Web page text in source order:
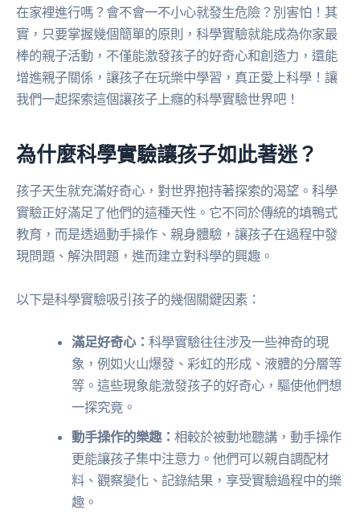
在家裡進行嗎？會不會一不小心就發生危險？別害怕！其
實，只要掌握幾個簡單的原則，科學實驗就能成為你家最
棒的親子活動，不僅能激發孩子的好奇心和創造力，還能
增進親子關係，讓孩子在玩樂中學習，真正愛上科學！讓
我們一起探索這個讓孩子上癮的科學實驗世界吧！
為什麼科學實驗讓孩子如此著迷？
孩子天生就充滿好奇心，對世界抱持著探索的渴望。科學
實驗正好滿足了他們的這種天性。它不同於傳統的填鴨式
教育，而是透過動手操作、親身體驗，讓孩子在過程中發
現問題、解決問題，進而建立對科學的興趣。
以下是科學實驗吸引孩子的幾個關鍵因素：
滿足好奇心：科學實驗往往涉及一些神奇的現
象，例如火山爆發、彩虹的形成、液體的分層等
等。這些現象能激發孩子的好奇心，驅使他們想
一探究竟。
動手操作的樂趣：相較於被動地聽講，動手操作
更能讓孩子集中注意力。他們可以親自調配材
料、觀察變化、記錄結果，享受實驗過程中的樂
趣。